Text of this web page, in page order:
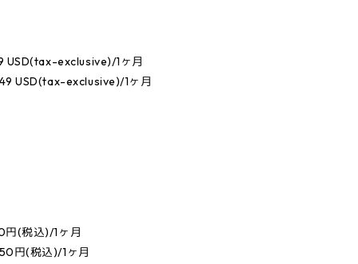
USD(tax-exclusive)/1ヶ月
USD(tax-exclusive)/1ヶ月
円(税込)/1ヶ月
円(税込)/1ヶ月